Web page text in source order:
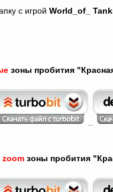
с игрой World_of_
зоны пробития
zoomзоны пробития